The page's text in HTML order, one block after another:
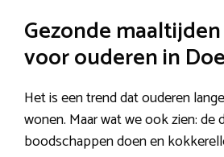
Gezonde
voor ouderen in
Het is een trend dat ouderen
wonen. Maar wat we ook zien: de
boodschappen doen en